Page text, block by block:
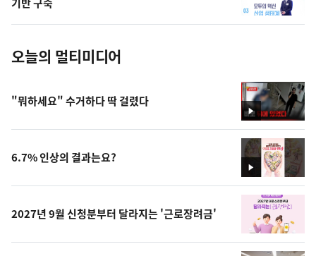
진
오늘의 멀티미디어
영
상
"뭐하세요" 수거하다 딱 걸렸다
영
상
6.7% 인상의 결과는요?
2027년 9월 신청분부터 달라지는 '근로장려금'